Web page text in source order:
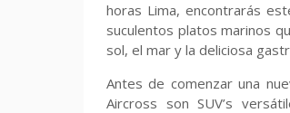
horas Lima, encontrarás
suculentos platos marinos
sol, el mar y la deliciosa
Antes de comenzar una
Aircross son SUV’s